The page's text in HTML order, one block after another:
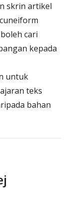
skrin artikel
cari
kepada
untuk
teks
bahan